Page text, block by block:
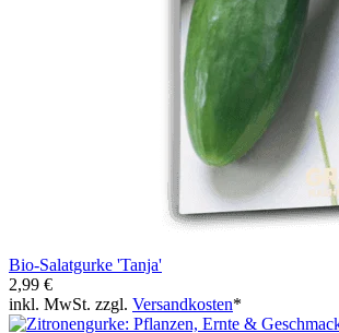
Bio-Salatgurke 'Tanja'
2,99 €
inkl. MwSt. zzgl. Versandkosten*